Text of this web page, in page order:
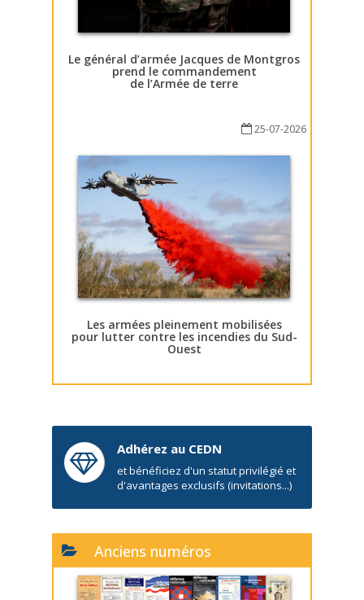
Le général d’armée Jacques de Montgros
prend le commandement
de l’Armée de terre
25-07-2026
Les armées pleinement mobilisées
pour lutter contre les incendies du Sud-
Ouest
Adhérez au CEDN
et bénéficiez d'un statut privilégié et
d'avantages exclusifs (invitations...)
Anciens numéros